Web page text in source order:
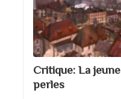
Critique: La
perles